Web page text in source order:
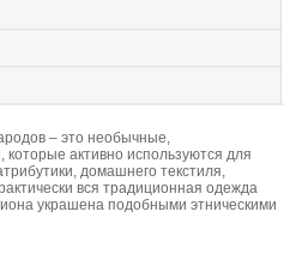
– это необычные,
активно используются для
домашнего текстиля,
вся традиционная одежда
украшена подобными этническими